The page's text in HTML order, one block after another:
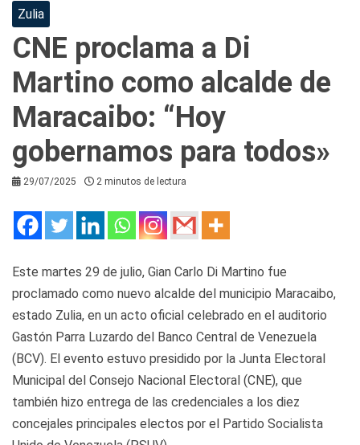
Zulia
CNE proclama a Di
Martino como alcalde de
Maracaibo: “Hoy
gobernamos para todos»
29/07/2025 2 minutos de lectura
Este martes 29 de julio, Gian Carlo Di Martino fue
proclamado como nuevo alcalde del municipio Maracaibo,
estado Zulia, en un acto oficial celebrado en el auditorio
Gastón Parra Luzardo del Banco Central de Venezuela
(BCV). El evento estuvo presidido por la Junta Electoral
Municipal del Consejo Nacional Electoral (CNE), que
también hizo entrega de las credenciales a los diez
concejales principales electos por el Partido Socialista